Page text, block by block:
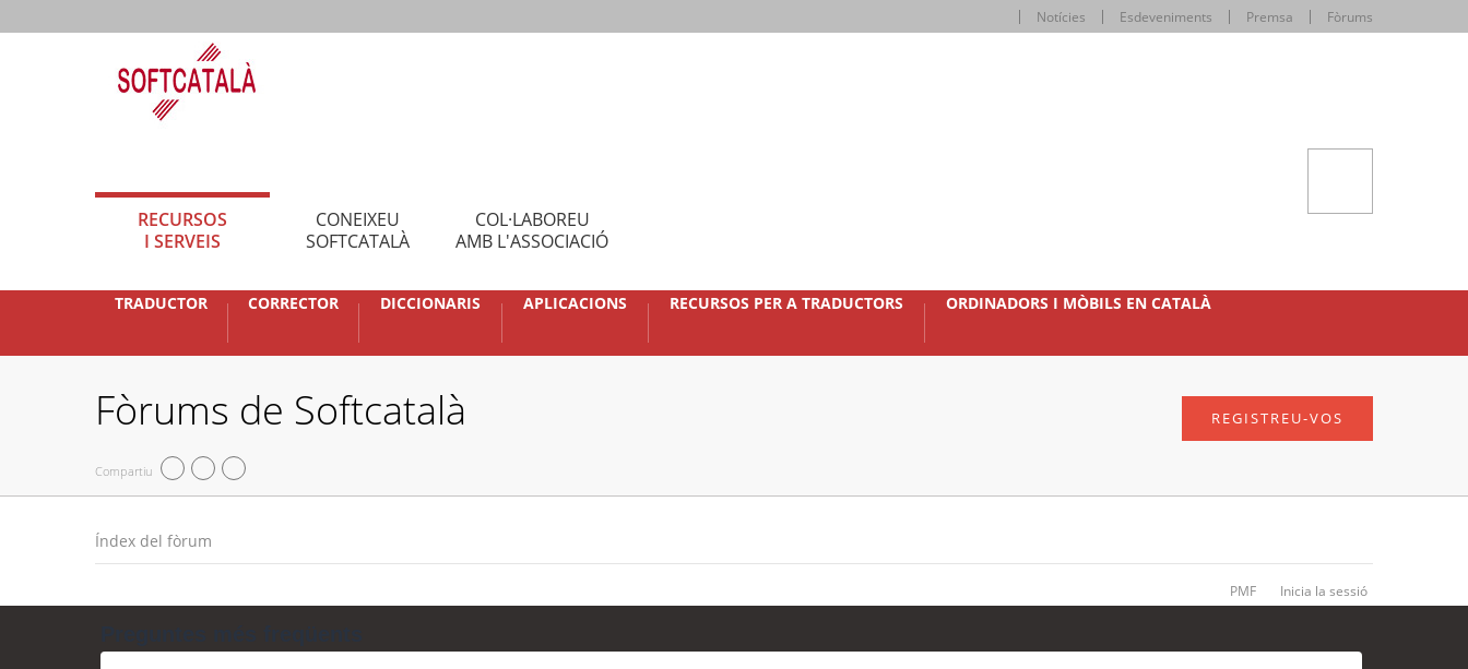
Notícies Esdeveniments Premsa Fòrums
RECURSOS
I SERVEIS
CONEIXEU
SOFTCATALÀ
COL·LABOREU
AMB L'ASSOCIACIÓ
TRADUCTOR CORRECTOR DICCIONARIS APLICACIONS RECURSOS PER A TRADUCTORS ORDINADORS I MÒBILS EN CATALÀ
Fòrums de Softcatalà
Compartiu
REGISTREU-VOS
Índex del fòrum
PMF Inicia la sessió